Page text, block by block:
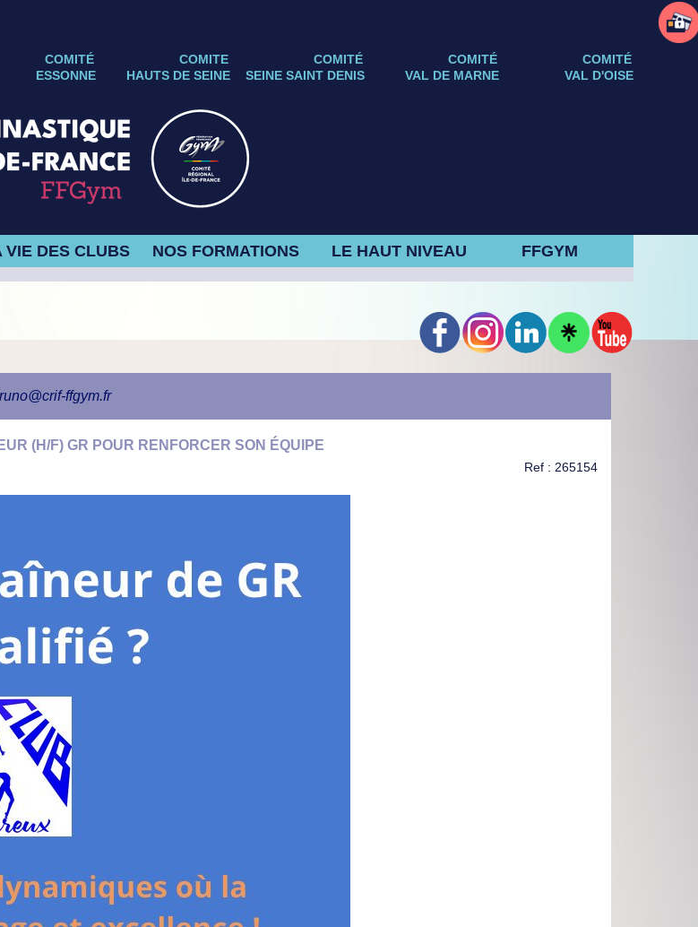
COMITÉ
COMITÉ
COMITÉ
COMITE
COMITÉ
VAL D'OISE
VAL DE MARNE
SEINE SAINT DENIS
HAUTS DE SEINE
ESSONNE
VIE DES CLUBS NOS FORMATIONS LE HAUT NIVEAU FFGYM
ffgym.fr
Ref : 265154
(H/F) GR POUR RENFORCER SON ÉQUIPE